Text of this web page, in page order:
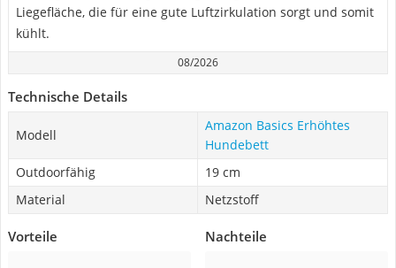
Liegefläche, die für eine gute Luftzirkulation sorgt und somit
kühlt.
08/2026
Technische Details
Modell
Amazon Basics Erhöhtes
Hundebett
Outdoorfähig
19 cm
Material
Netzstoff
Vorteile Nachteile